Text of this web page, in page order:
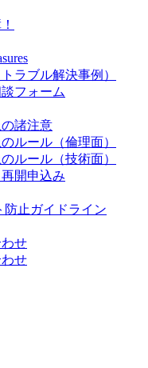
ラブル解決事例）
フォーム
諸注意
ルール（倫理面）
ルール（技術面）
開申込み
防止ガイドライン
せ
せ